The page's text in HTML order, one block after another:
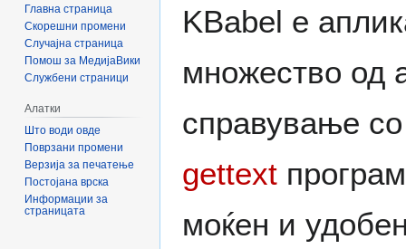
на
на
KBabel е
множество од
справување
gettext
моќен и
Главна страница
Скорешни промени
Случајна страница
Помош за МедијаВики
Службени страници
Алатки
Што води овде
Поврзани промени
Верзија за печатење
Постојана врска
Информации за
страницата